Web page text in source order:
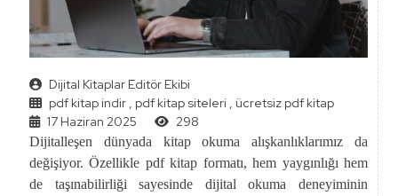
Dijital Kitaplar Editör Ekibi
pdf kitap indir, pdf kitap siteleri , ücretsiz pdf kitap
17 Haziran 2025
298
Dijitalleşen dünyada kitap okuma alışkanlıklarımız da
değişiyor. Özellikle pdf kitap formatı, hem yaygınlığı hem
de taşınabilirliği sayesinde dijital okuma deneyiminin